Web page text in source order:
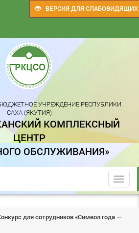
ВЕРСИЯ ДЛЯ СЛАБОВИДЯЩИХ
УЧРЕЖДЕНИЕ РЕСПУБЛИКИ
САХА (ЯКУТИЯ)
КОМПЛЕКСНЫЙ
ЦЕНТР
ОБСЛУЖИВАНИЯ»
trk
для сотрудников «Символ года —